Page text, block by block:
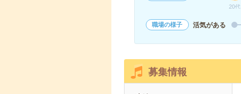
20代
職場の様子 活気がある
募集情報